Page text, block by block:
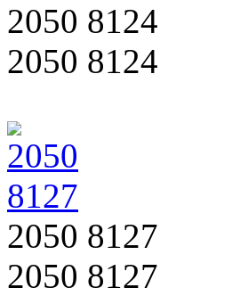
2050 8124
2050 8124
2050 8127
2050 8127